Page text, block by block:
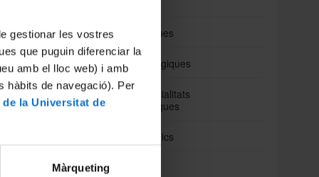
gestionar les vostres
que puguin diferenciar la
amb el lloc web) i amb
hàbits de navegació). Per
la Universitat de
Màrqueting
que
una
en
la
Ciències Clíniques
Ciències Fisiològiques
Cirurgia i Especialitats
Medicoquirúrgiques
Fonaments Clinics
Medicina